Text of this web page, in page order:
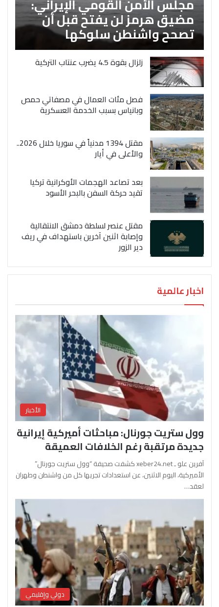
مضيق هرمز لن يفتح قبل أن
تصحح واشنطن سلوكها
زلزال بقوة 4.5 يضرب عنتاب التركية
فصل مئات العمال في مصفاتي حمص
وبانياس بسبب الخدمة العسكرية
مقتل 1394 مدنياً في سوريا خلال 2026..
والأعلى في أيار
بعد تصاعد الهجمات الأوكرانية تركيا
تقيد حركة السفن بالبحر الأسود
مقتل عنصر لسلطة دمشق الانتقالية
وإصابة اثنين آخرين باستهداف في ريف
دير الزور
اخبار عالمية
الأخبار
وول ستريت جورنال: مباحثات أميركية إيرانية
جديدة مرتقبة رغم الخلافات العميقة
آفرين علو ـ xeber24.net كشفت صحيفة “وول ستريت جورنال”
الأميركية، اليوم الاثنين، عن استعدادات تجريها كل من واشنطن وطهران
لعقد…
دولي وإقليمي